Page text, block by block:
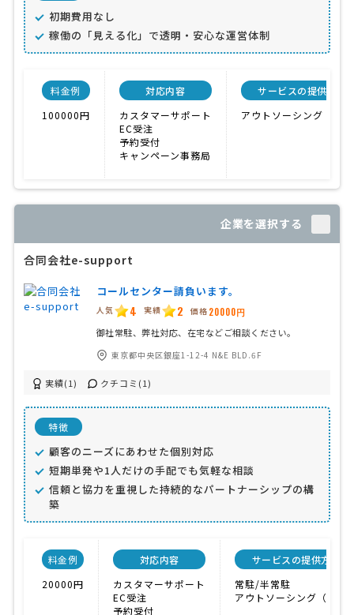
初期費用なし
稼働の「見える化」で透明・安心な運営体制
料金例
100000円
対応内容
カスタマーサポート
EC受注
予約受付
キャンペーン事務局
サービスの提供方法
アウトソーシング（外
企業を選択する
合同会社e-support
コールセンター請負います。
人気 4 実績 2 価格 20000円
御社常駐、弊社対応、在宅などご相談ください。
東京都中央区銀座1-12-4 N&E BLD.6F
実績(1) クチコミ(1)
特徴
顧客のニーズにあわせた個別対応
短期単発や1人だけの手配でも気軽な相談
信頼と協力を重視した持続的なパートナーシップの構
築
料金例
20000円
対応内容
カスタマーサポート
EC受注
予約受付
サービスの提供方法
常駐/半常駐
アウトソーシング（外注